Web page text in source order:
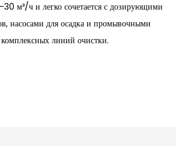
м³/ч и легко сочетается с дозирующими
насосами для осадка и промывочными
линий очистки.